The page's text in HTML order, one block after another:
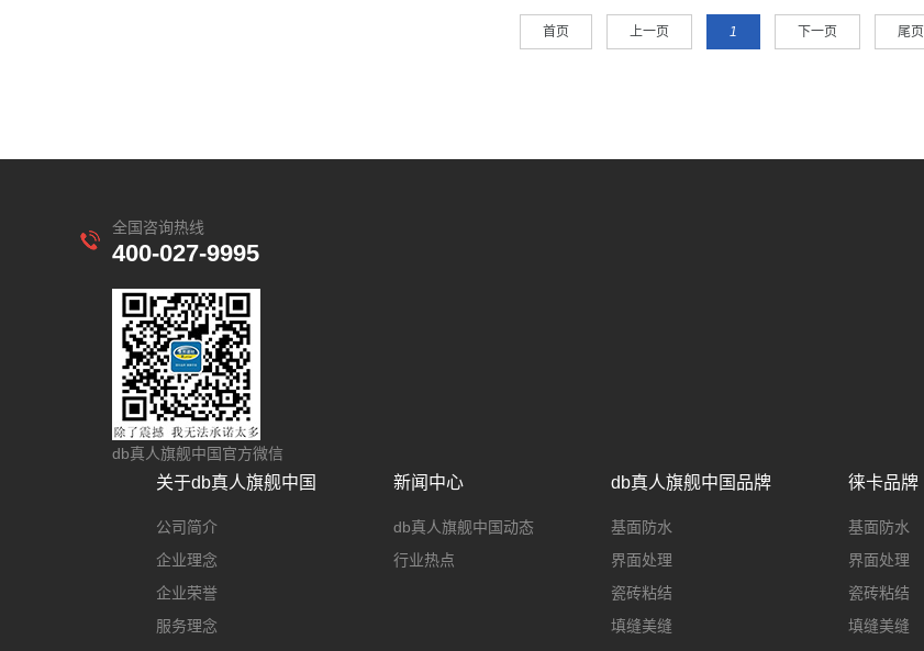
首页 上一页 1 下一页 尾页
全国咨询热线
400-027-9995
db真人旗舰中国官方微信
关于db真人旗舰中国
公司简介
企业理念
企业荣誉
服务理念
新闻中心
db真人旗舰中国动态
行业热点
db真人旗舰中国品牌
基面防水
界面处理
瓷砖粘结
填缝美缝
徕卡品牌
基面防水
界面处理
瓷砖粘结
填缝美缝